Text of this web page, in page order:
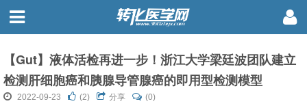
【Gut】液体活检再进一步！浙江大学梁廷波团队建立
检测肝细胞癌和胰腺导管腺癌的即用型检测模型
2022-09-23 (2) 分享
(0)